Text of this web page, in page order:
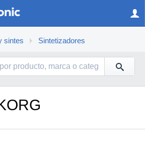
sintes Sintetizadores